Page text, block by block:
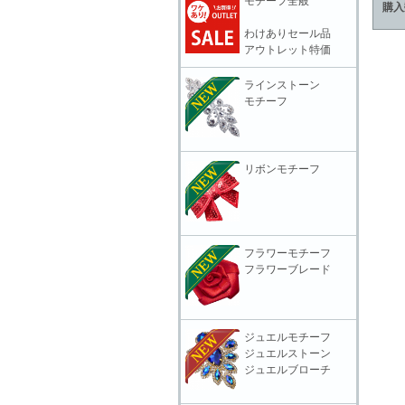
購
わけありセール品
アウトレット特価
ラインストーン
モチーフ
リボンモチーフ
フラワーモチーフ
フラワーブレード
ジュエルモチーフ
ジュエルストーン
ジュエルブローチ